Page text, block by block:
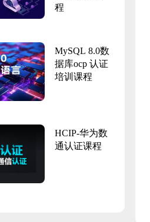
程
MySQL 8.0数
据库ocp 认证
培训课程
HCIP-华为数
通认证课程